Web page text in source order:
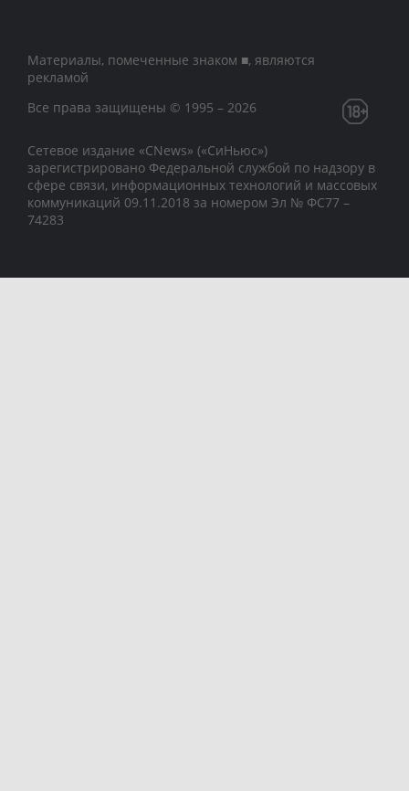
Материалы, помеченные знаком ■, являются
рекламой
Все права защищены © 1995 – 2026
Сетевое издание «CNews» («СиНьюс»)
зарегистрировано Федеральной службой по надзору в
сфере связи, информационных технологий и массовых
коммуникаций 09.11.2018 за номером Эл № ФС77 –
74283